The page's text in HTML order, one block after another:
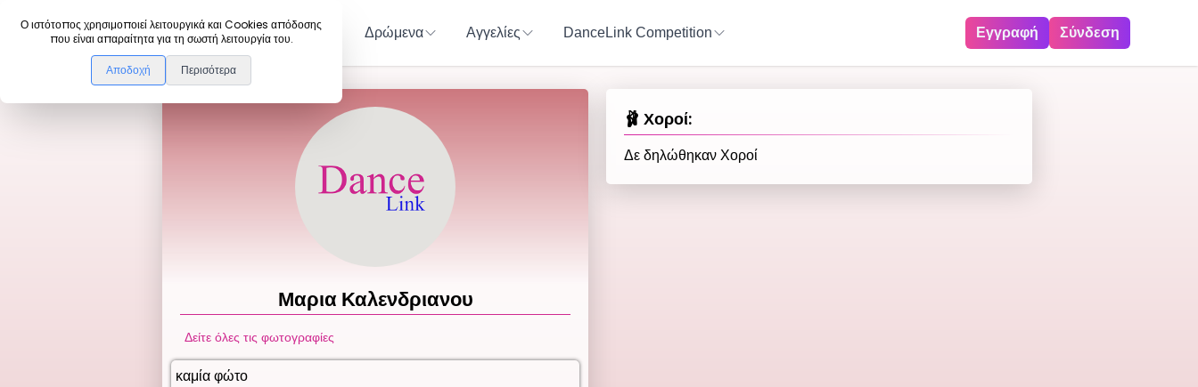
Ο ιστότοπος χρησιμοποιεί λειτουργικά και Cookies απόδοσης
που είναι απαραίτητα για τη σωστή λειτουργία του.
Αποδοχή Περισότερα
DanceLink Μέλη Δρώμενα Αγγελίες DanceLink Competition Εγγραφή Σύνδεση
Μαρια Καλενδριανου
Δείτε όλες τις φωτογραφίες
καμία φώτο
🩰 Χοροί:
Δε δηλώθηκαν Χοροί